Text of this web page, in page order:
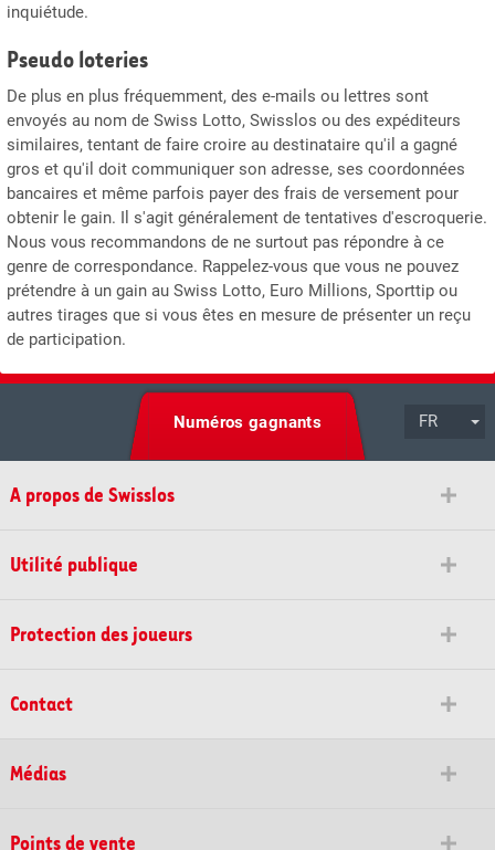
inquiétude.
Pseudo loteries
De plus en plus fréquemment, des e-mails ou lettres sont
envoyés au nom de Swiss Lotto, Swisslos ou des expéditeurs
similaires, tentant de faire croire au destinataire qu'il a gagné
gros et qu'il doit communiquer son adresse, ses coordonnées
bancaires et même parfois payer des frais de versement pour
obtenir le gain. Il s'agit généralement de tentatives d'escroquerie.
Nous vous recommandons de ne surtout pas répondre à ce
genre de correspondance. Rappelez-vous que vous ne pouvez
prétendre à un gain au Swiss Lotto, Euro Millions, Sporttip ou
autres tirages que si vous êtes en mesure de présenter un reçu
de participation.
FR
Numéros gagnants
A propos de Swisslos
Utilité publique
Protection des joueurs
Contact
Médias
Points de vente